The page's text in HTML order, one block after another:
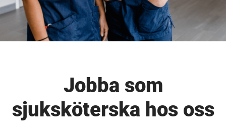
Jobba som
sjuksköterska hos oss